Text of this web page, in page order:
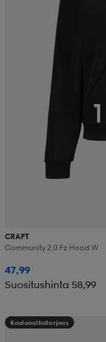
CRAFT
Community 2.0 Fz Hood W
47,99
Suositushinta 58,99
Koulunalkutarjous